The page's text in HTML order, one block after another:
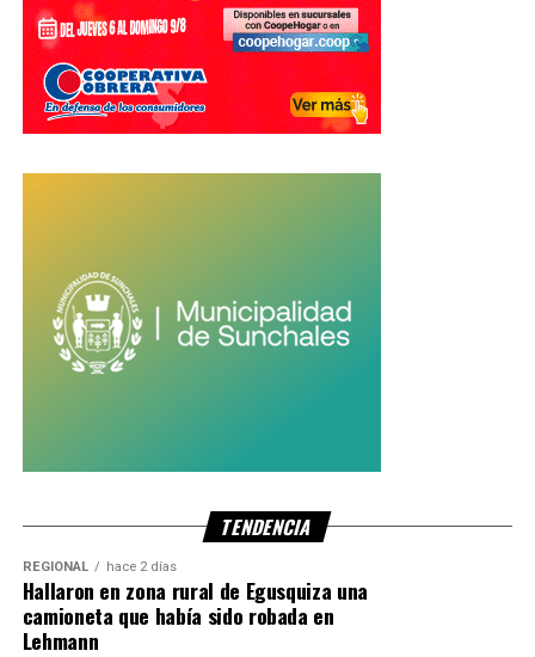
TENDENCIA
REGIONAL hace 2 días
Hallaron en zona rural de Egusquiza una
camioneta que había sido robada en
Lehmann